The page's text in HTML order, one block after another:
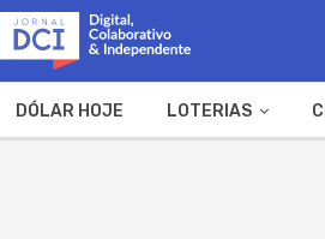
DÓLAR HOJE LOTERIAS